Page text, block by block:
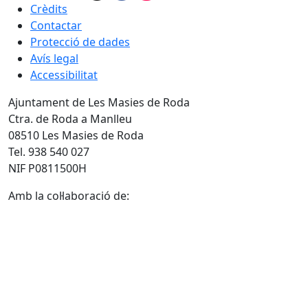
Crèdits
Contactar
Protecció de dades
Avís legal
Accessibilitat
Ajuntament de Les Masies de Roda
Ctra. de Roda a Manlleu
08510 Les Masies de Roda
Tel. 938 540 027
NIF P0811500H
Amb la col·laboració de: